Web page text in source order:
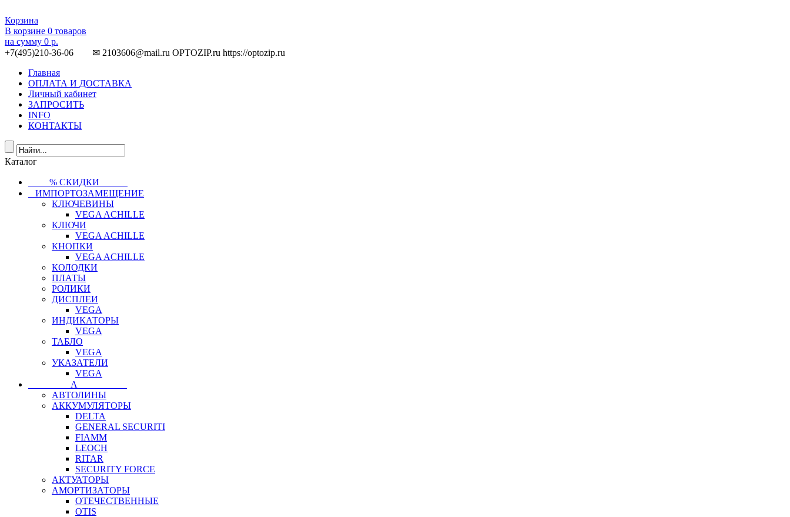
Корзина
В корзине 0 товаров
на сумму 0 р.
+7(495)210-36-06 ✉ 2103606@mail.ru OPTOZIP.ru https://optozip.ru
Главная
ОПЛАТА И ДОСТАВКА
Личный кабинет
ЗАПРОСИТЬ
INFO
КОНТАКТЫ
Каталог
⠀⠀⠀% СКИДКИ⠀⠀⠀⠀
⠀ИМПОРТОЗАМЕЩЕНИЕ
КЛЮЧЕВИНЫ
VEGA ACHILLE
КЛЮЧИ
VEGA ACHILLE
КНОПКИ
VEGA ACHILLE
КОЛОДКИ
ПЛАТЫ
РОЛИКИ
ДИСПЛЕИ
VEGA
ИНДИКАТОРЫ
VEGA
ТАБЛО
VEGA
УКАЗАТЕЛИ
VEGA
⠀⠀⠀⠀⠀⠀А⠀⠀⠀⠀⠀⠀⠀
АВТОЛИНЫ
АККУМУЛЯТОРЫ
DELTA
GENERAL SECURITI
FIAMM
LEOCH
RITAR
SECURITY FORCE
АКТУАТОРЫ
АМОРТИЗАТОРЫ
ОТЕЧЕСТВЕННЫЕ
OTIS